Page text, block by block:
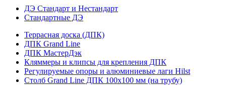
ДЭ Стандарт и Нестандарт
Стандартные ДЭ
Террасная доска (ДПК)
ДПК Grand Line
ДПК МастерДэк
Кляммеры и клипсы для крепления ДПК
Регулируемые опоры и алюминиевые лаги Hilst
Столб Grand Line ДПК 100х100 мм (на трубу)